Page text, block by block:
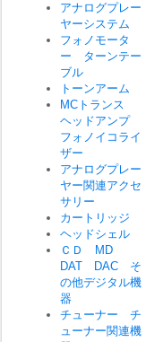
アナログプレー
ヤーシステム
フォノモータ
ー ターンテー
ブル
トーンアーム
MCトランス
ヘッドアンプ
フォノイコライ
ザー
アナログプレー
ヤー関連アクセ
サリー
カートリッジ
ヘッドシェル
ＣＤ MD
DAT DAC そ
の他デジタル機
器
チューナー チ
ューナー関連機